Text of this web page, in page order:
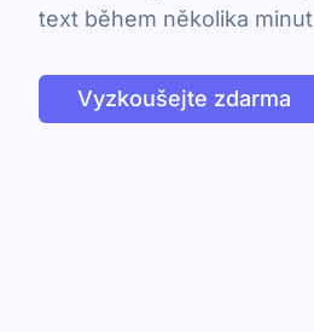
text během několika
Vyzkoušejte zdarma